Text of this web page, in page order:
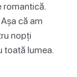
romantică.
că am
nopți
toată lumea.